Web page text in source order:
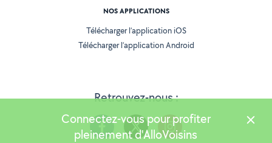
Retrouvez-nous :
NOS APPLICATIONS
Télécharger l’application iOS
Télécharger l’application Android
Connectez-vous pour profiter
pleinement d'AlloVoisins